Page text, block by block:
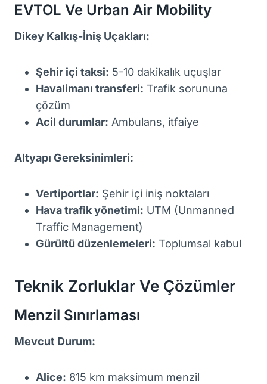
EVTOL Ve Urban Air Mobility
Dikey Kalkış-İniş Uçakları:
Şehir içi taksi: 5-10 dakikalık uçuşlar
Havalimanı transferi: Trafik sorununa
çözüm
Acil durumlar: Ambulans, itfaiye
Altyapı Gereksinimleri:
Vertiportlar: Şehir içi iniş noktaları
Hava trafik yönetimi: UTM (Unmanned
Traffic Management)
Gürültü düzenlemeleri: Toplumsal kabul
Teknik Zorluklar Ve Çözümler
Menzil Sınırlaması
Mevcut Durum:
Alice: 815 km maksimum menzil